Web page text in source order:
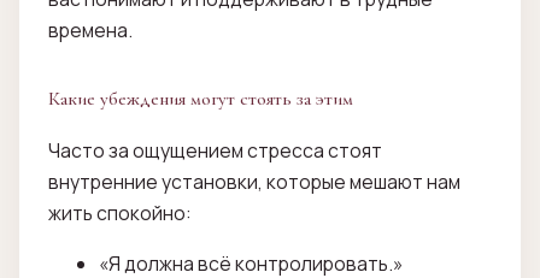
времена.
Какие убеждения могут стоять за этим
Часто за ощущением стресса стоят
внутренние установки, которые мешают нам
жить спокойно:
«Я должна всё контролировать.»